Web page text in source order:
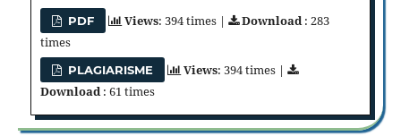
PDF Views: 394 times | Download: 283
times
PLAGIARISME Views: 394 times |
Download: 61 times